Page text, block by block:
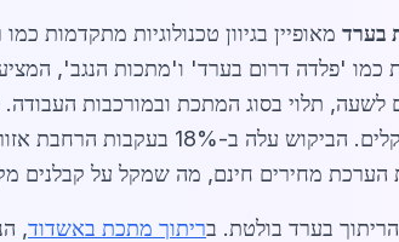
בערד
כמו 'פלדה דרום בערד' ו'מתכות הנגב',
ביתיים זולים יותר, סביב 80
הערכת מחירים חינם, מה שמקל על קבלנים
בערד בולטת. בריתוך מתכת באשדוד,